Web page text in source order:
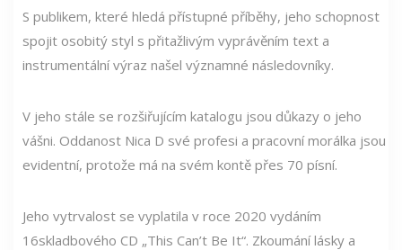
S publikem, které hledá přístupné příběhy, jeho schopnost
spojit osobitý styl s přitažlivým vyprávěním text a
instrumentální výraz našel významné následovníky.
V jeho stále se rozšiřujícím katalogu jsou důkazy o jeho
vášni. Oddanost Nica D své profesi a pracovní morálka jsou
evidentní, protože má na svém kontě přes 70 písní.
Jeho vytrvalost se vyplatila v roce 2020 vydáním
16skladbového CD „This Can’t Be It“. Zkoumání lásky a